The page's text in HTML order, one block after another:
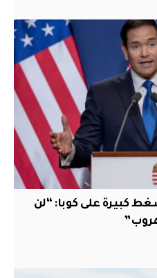
كبيرة على كوبا: “لن